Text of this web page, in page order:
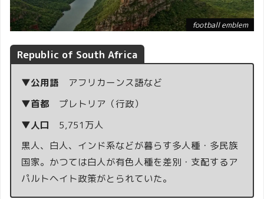
football emblem
Republic of South Africa
▼公用語 アフリカーンス語など
▼首都 プレトリア（行政）
▼人口 5,751万人
黒人、白人、インド系などが暮らす多人種・多民族
国家。かつては白人が有色人種を差別・支配するア
パルトヘイト政策がとられていた。